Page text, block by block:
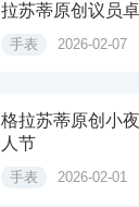
拉苏蒂原创议员
手表 2026-02-07
格拉苏蒂原创小
人节
手表 2026-02-01